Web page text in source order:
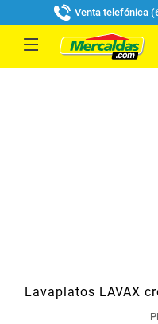
Venta telefónica
Lavaplatos LAVAX